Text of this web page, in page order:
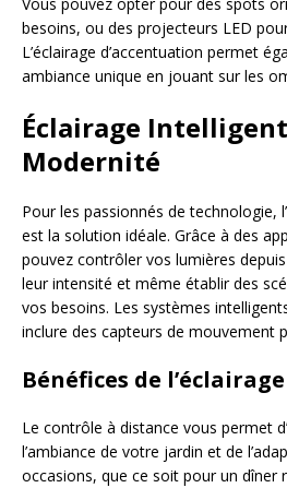
besoins, ou des projecteurs LED
L’éclairage d’accentuation permet
ambiance unique en jouant sur les
Éclairage
Modernité
Pour les passionnés de technologie, l’
est la solution idéale. Grâce à des
pouvez contrôler vos lumières
leur intensité et même établir des
vos besoins. Les systèmes
inclure des capteurs de mouvement
Bénéfices de
Le contrôle à distance vous permet
l’ambiance de votre jardin et de
occasions, que ce soit pour un dîner